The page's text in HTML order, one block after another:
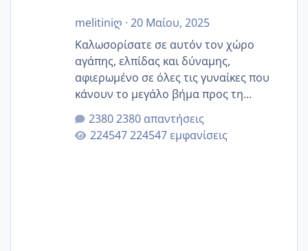
melitiniღ · 20 Μαίου, 2025
Καλωσορίσατε σε αυτόν τον χώρο
αγάπης, ελπίδας και δύναμης,
αφιερωμένο σε όλες τις γυναίκες που
κάνουν το μεγάλο βήμα προς τη
μητρότητα μέσω εξωσωματικής το 2025.
Εδώ θα μοιραστούμε αγωνίες, χαρές,
εμπειρίες και κάθε μικρή ή μεγάλη
2380 απαντήσεις
224547 εμφανίσεις